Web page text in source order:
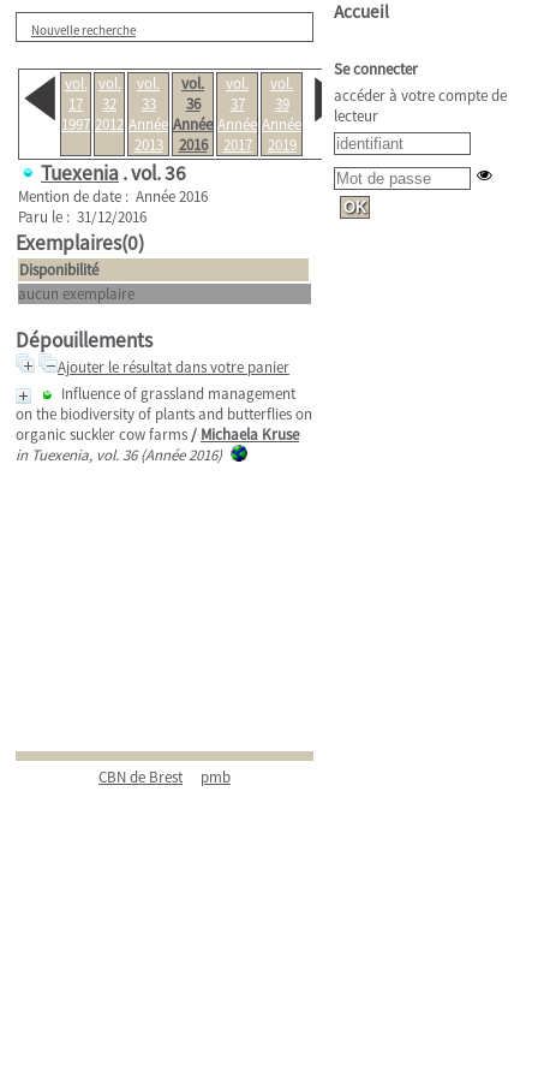
Nouvelle recherche
vol.
17
1997
vol.
32
2012
vol.
33
Année
2013
vol.
36
Année
2016
vol.
37
Année
2017
vol.
39
Année
2019
Tuexenia.vol. 36
Mention de date : Année 2016
Paru le : 31/12/2016
Exemplaires(0)
Disponibilité
aucun exemplaire
Dépouillements
Ajouter le résultat dans votre panier
Influence of grassland management
on the biodiversity of plants and butterflies on
organic suckler cow farms/ Michaela Kruse
in Tuexenia, vol. 36 (Année 2016)
CBN de Brest pmb
Accueil
Se connecter
accéder à votre compte de
lecteur